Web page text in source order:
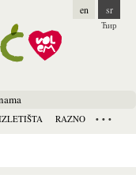
RAZNO
en sr
Ћир